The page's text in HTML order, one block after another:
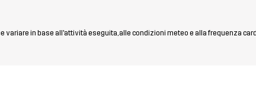
variare in base all'attività eseguita, alle condizioni meteo e alla frequenza